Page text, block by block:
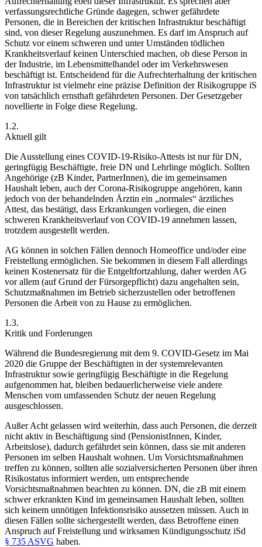
verfassungsrechtliche Gründe dagegen, schwer gefährdete
Personen, die in Bereichen der kritischen Infrastruktur beschäftigt
sind, von dieser Regelung auszunehmen. Es darf im Anspruch auf
Schutz vor einem schweren und unter Umständen tödlichen
Krankheitsverlauf keinen Unterschied machen, ob diese Person in
der Industrie, im Lebensmittelhandel oder im Verkehrswesen
beschäftigt ist. Entscheidend für die Aufrechterhaltung der kritischen
Infrastruktur ist vielmehr eine präzise Definition der Risikogruppe iS
von tatsächlich ernsthaft gefährdeten Personen. Der Gesetzgeber
novellierte in Folge diese Regelung.
1.2.
Aktuell gilt
Die Ausstellung eines COVID-19-Risiko-Attests ist nur für DN,
geringfügig Beschäftigte, freie DN und Lehrlinge möglich. Sollten
Angehörige (zB Kinder, PartnerInnen), die im gemeinsamen
Haushalt leben, auch der Corona-Risikogruppe angehören, kann
jedoch von der behandelnden Ärztin ein „normales“ ärztliches
Attest, das bestätigt, dass Erkrankungen vorliegen, die einen
schweren Krankheitsverlauf von COVID-19 annehmen lassen,
trotzdem ausgestellt werden.
AG können in solchen Fällen dennoch Homeoffice und/oder eine
Freistellung ermöglichen. Sie bekommen in diesem Fall allerdings
keinen Kostenersatz für die Entgeltfortzahlung, daher werden AG
vor allem (auf Grund der Fürsorgepflicht) dazu angehalten sein,
Schutzmaßnahmen im Betrieb sicherzustellen oder betroffenen
Personen die Arbeit von zu Hause zu ermöglichen.
1.3.
Kritik und Forderungen
Während die Bundesregierung mit dem 9. COVID-Gesetz im Mai
2020 die Gruppe der Beschäftigten in der systemrelevanten
Infrastruktur sowie geringfügig Beschäftigte in die Regelung
aufgenommen hat, bleiben bedauerlicherweise viele andere
Menschen vom umfassenden Schutz der neuen Regelung
ausgeschlossen.
Außer Acht gelassen wird weiterhin, dass auch Personen, die derzeit
nicht aktiv in Beschäftigung sind (PensionistInnen, Kinder,
Arbeitslose), dadurch gefährdet sein können, dass sie mit anderen
Personen im selben Haushalt wohnen. Um Vorsichtsmaßnahmen
treffen zu können, sollten alle sozialversicherten Personen über ihren
Risikostatus informiert werden, um entsprechende
Vorsichtsmaßnahmen beachten zu können. DN, die zB mit einem
schwer erkrankten Kind im gemeinsamen Haushalt leben, sollten
sich keinem unnötigen Infektionsrisiko aussetzen müssen. Auch in
diesen Fällen sollte sichergestellt werden, dass Betroffene einen
Anspruch auf Freistellung und wirksamen Kündigungsschutz iSd
§ 735 ASVG haben.